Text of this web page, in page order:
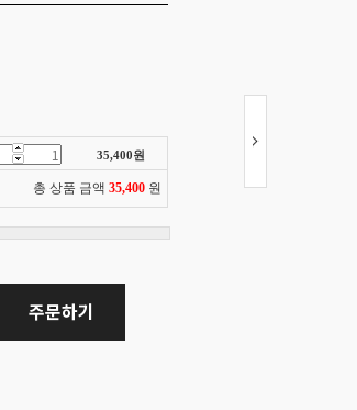
35,400원
총 상품 금액 35,400 원
주문하기